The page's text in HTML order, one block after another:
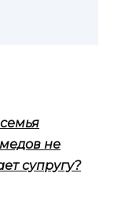
не
супругу?